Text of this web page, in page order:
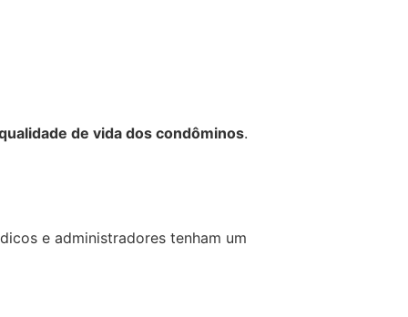
de vida dos condôminos.
e administradores tenham um